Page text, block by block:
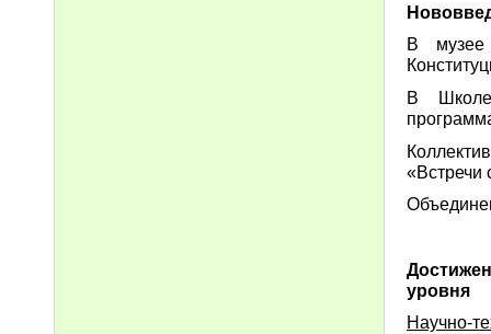
В музее
В Школе
«Встречи
уровня
Научно-